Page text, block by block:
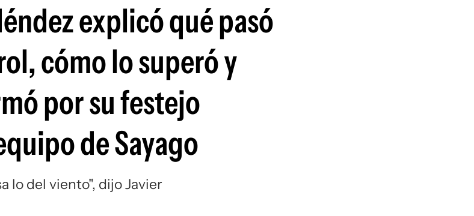
Suscribite x US$ 3,45
Siguenos en:
explicó qué pasó
cómo lo superó y
por su festejo
de Sayago
lo del viento", dijo Javier